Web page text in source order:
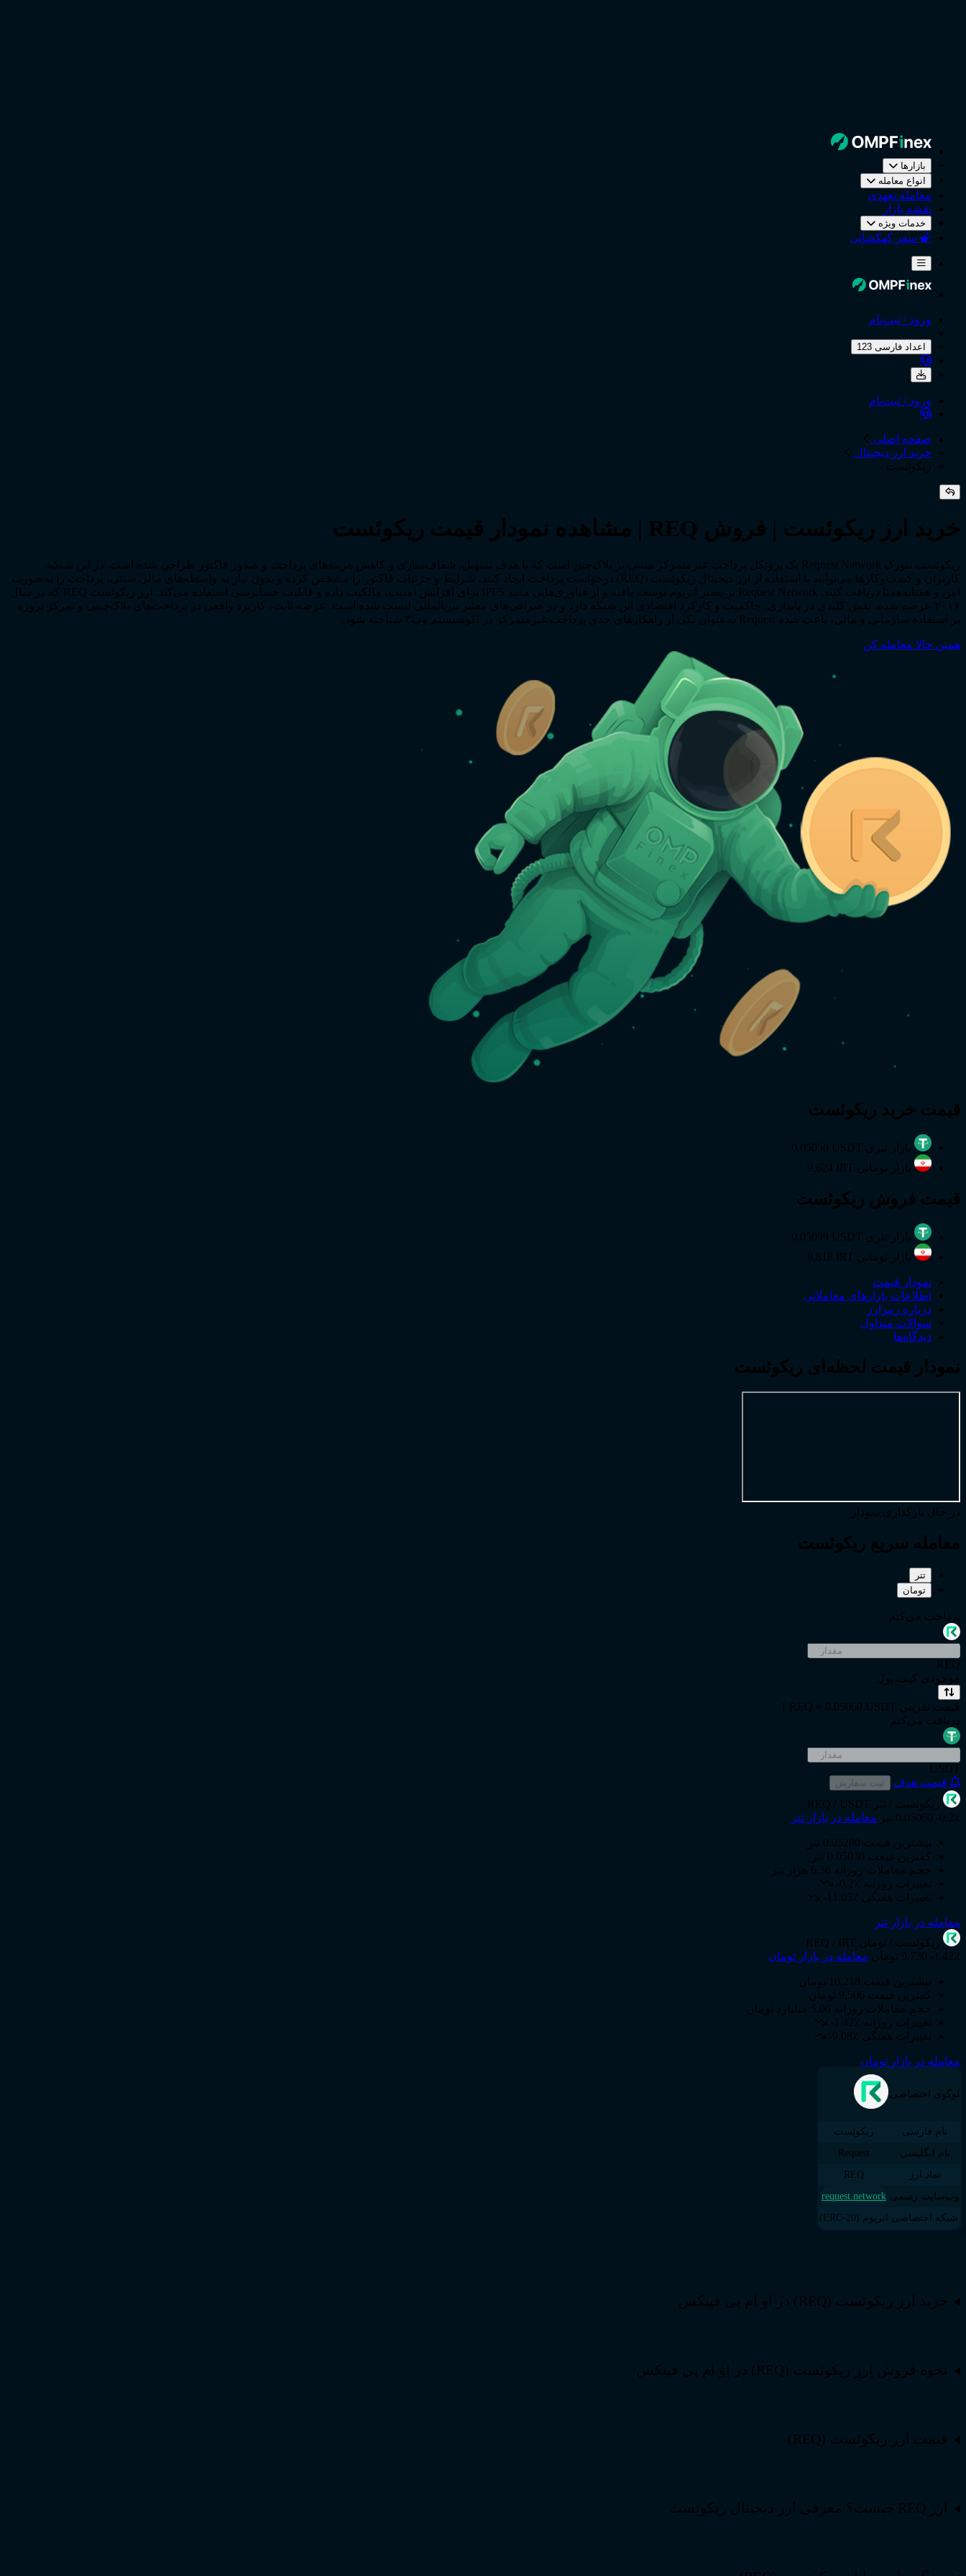
بازارها
انواع معامله
معامله تعهدی
نقشه بازار
خدمات ویژه
سفر کهکشانی
ورود / ثبت‌نام
اعداد فارسی 123
ورود / ثبت‌نام
صفحه اصلی
خرید ارز دیجیتال
ریکوئست
خرید ارز ریکوئست | فروش REQ | مشاهده نمودار قیمت ریکوئست
ریکوئست نتورک Request Network یک پروتکل پرداخت غیرمتمرکز مبتنی بر بلاک‌چین است که با هدف تسهیل، شفاف‌سازی و کاهش هزینه‌های پرداخت و صدور فاکتور طراحی شده است. در این شبکه،
کاربران و کسب‌وکارها می‌توانند با استفاده از ارز دیجیتال ریکوئست (REQ) درخواست پرداخت ایجاد کنند، شرایط و جزئیات فاکتور را مشخص کرده و بدون نیاز به واسطه‌های مالی سنتی، پرداخت را به‌صورت
امن و همتا‌به‌همتا دریافت کنند. Request Network بر بستر اتریوم توسعه یافته و از فناوری‌هایی مانند IPFS برای افزایش امنیت، مالکیت داده و قابلیت حسابرسی استفاده می‌کند. ارز ریکوئست REQ که در سال
۲۰۱۷ عرضه شده، نقش کلیدی در پایداری، حاکمیت و کارکرد اقتصادی این شبکه دارد و در صرافی‌های معتبر بین‌المللی لیست شده است. عرضه ثابت، کاربرد واقعی در پرداخت‌های بلاک‌چینی و تمرکز پروژه
بر استفاده سازمانی و مالی، باعث شده Request به‌عنوان یکی از راهکارهای جدی پرداخت غیرمتمرکز در اکوسیستم وب۳ شناخته شود.
همین حالا معامله کن
قیمت خرید ریکوئست
بازار تتری 0.05050 USDT
بازار تومانی 9,624 IRT
قیمت فروش ریکوئست
بازار تتری 0.05099 USDT
بازار تومانی 9,818 IRT
نمودار قیمت
اطلاعات بازارهای معاملاتی
درباره رمزارز
سوالات متداول
دیدگاه‌ها
نمودار قیمت لحظه‌ای ریکوئست
در حال بارگذاری نمودار
معامله سریع ریکوئست
تتر
تومان
پرداخت می‌کنم
REQ
موجودی کیف پول
قیمت تقریبی 1 REQ ≈ 0.05060 USDT
دریافت می‌کنم
USDT
قیمت هدف
ثبت سفارش
ریکوئست / تتر
REQ / USDT
-0.2٪ 0.05060 تتر معامله در بازار تتر
بیشترین قیمت 0.05280 تتر
کمترین قیمت 0.05030 تتر
حجم معاملات روزانه 6.36 هزار تتر
تغییرات روزانه -0.2٪
تغییرات هفتگی -11.05٪
معامله در بازار تتر
ریکوئست
/ تومان REQ / IRT
-1.42٪ 9,730 تومان معامله در بازار تومان
بیشترین قیمت 10,218 تومان
کمترین قیمت 9,506 تومان
حجم معاملات روزانه 5.06 میلیارد تومان
تغییرات روزانه -1.42٪
تغییرات هفتگی -9.08٪
معامله در بازار تومان
لوگوی اختصاصی
نام فارسی
ریکوئست
نام انگلیسی
Request
نماد ارز
REQ
وب‌سایت رسمی request.network
شبکه اختصاصی
اتریوم (ERC-20)
خرید ارز ریکوئست (REQ) در او ام پی فینکس
نحوه فروش ارز ریکوئست (REQ) در او ام پی فینکس
قیمت ارز ریکوئست (REQ)
ارز REQ چیست؟ معرفی ارز دیجیتال ریکوئست